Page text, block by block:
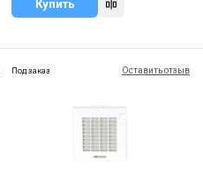
Купить
Под заказ Оставить отзыв